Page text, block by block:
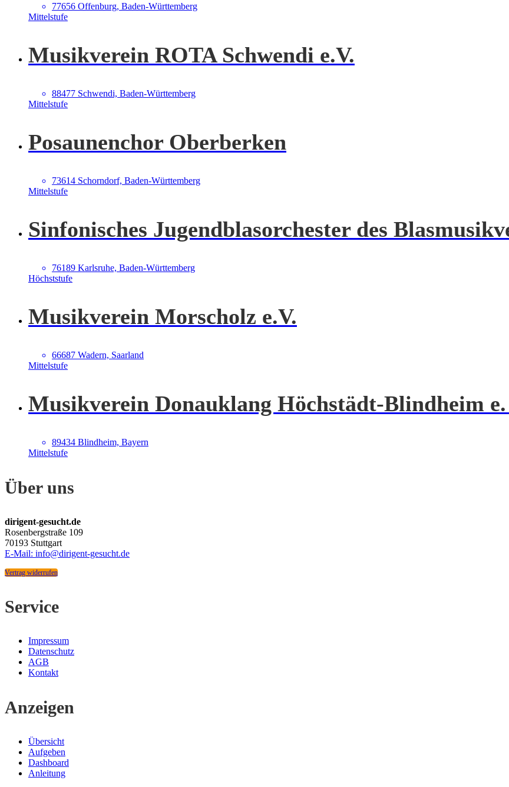
77656 Offenburg, Baden-Württemberg
Mittelstufe
Musikverein ROTA Schwendi e.V.
88477 Schwendi, Baden-Württemberg
Mittelstufe
Posaunenchor Oberberken
73614 Schorndorf, Baden-Württemberg
Mittelstufe
Sinfonisches Jugendblasorchester des
76189 Karlsruhe, Baden-Württemberg
Höchststufe
Musikverein Morscholz e.V.
66687 Wadern, Saarland
Mittelstufe
Musikverein Donauklang Höchstädt-Blindheim e.
89434 Blindheim, Bayern
Mittelstufe
Über uns
dirigent-gesucht.de
Rosenbergstraße 109
70193 Stuttgart
E-Mail: info@dirigent-gesucht.de
Vertrag widerrufen
Service
Impressum
Datenschutz
AGB
Kontakt
Anzeigen
Übersicht
Aufgeben
Dashboard
Anleitung